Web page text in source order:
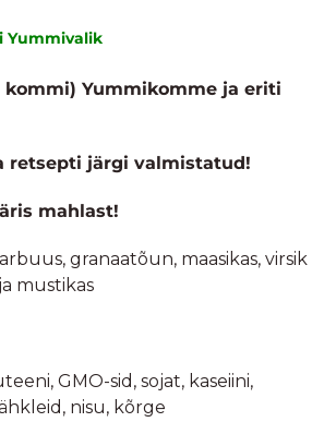
Yummivalik
kommi) Yummikomme ja eriti
retsepti järgi valmistatud!
mahlast!
granaatõun, maasikas, virsik
mustikas
GMO-sid, sojat, kaseiini,
nisu, kõrge